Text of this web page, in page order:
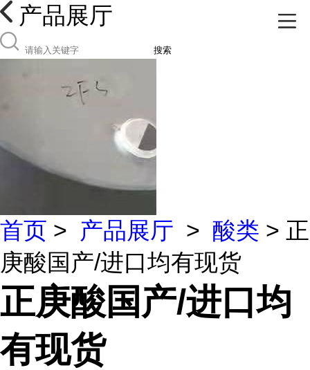
产品展厅
搜索
首页 > 产品展厅 > 酸类 > 正
庚酸国产/进口均有现货
正庚酸国产/进口均
有现货